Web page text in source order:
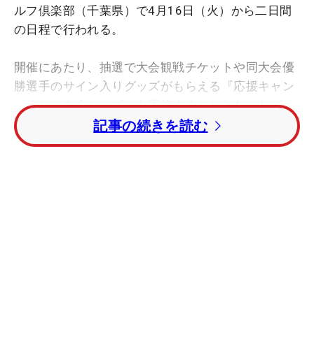
ルフ倶楽部（千葉県）で4月16日（火）から二日間
の日程で行われる。
開催にあたり、抽選で大会観戦チケットや同大会優
勝選手のサイン入りグッズがもらえる『応援キャン
ペーン』を今シーズンも実施することとなった。
記事の続きを読む